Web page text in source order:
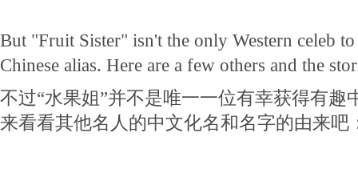
But "Fruit Sister" isn't the only Western celeb
Chinese alias. Here are a few others and the
不过“水果姐”并不是唯一一位有幸获得有趣
来看看其他名人的中文化名和名字的由来吧